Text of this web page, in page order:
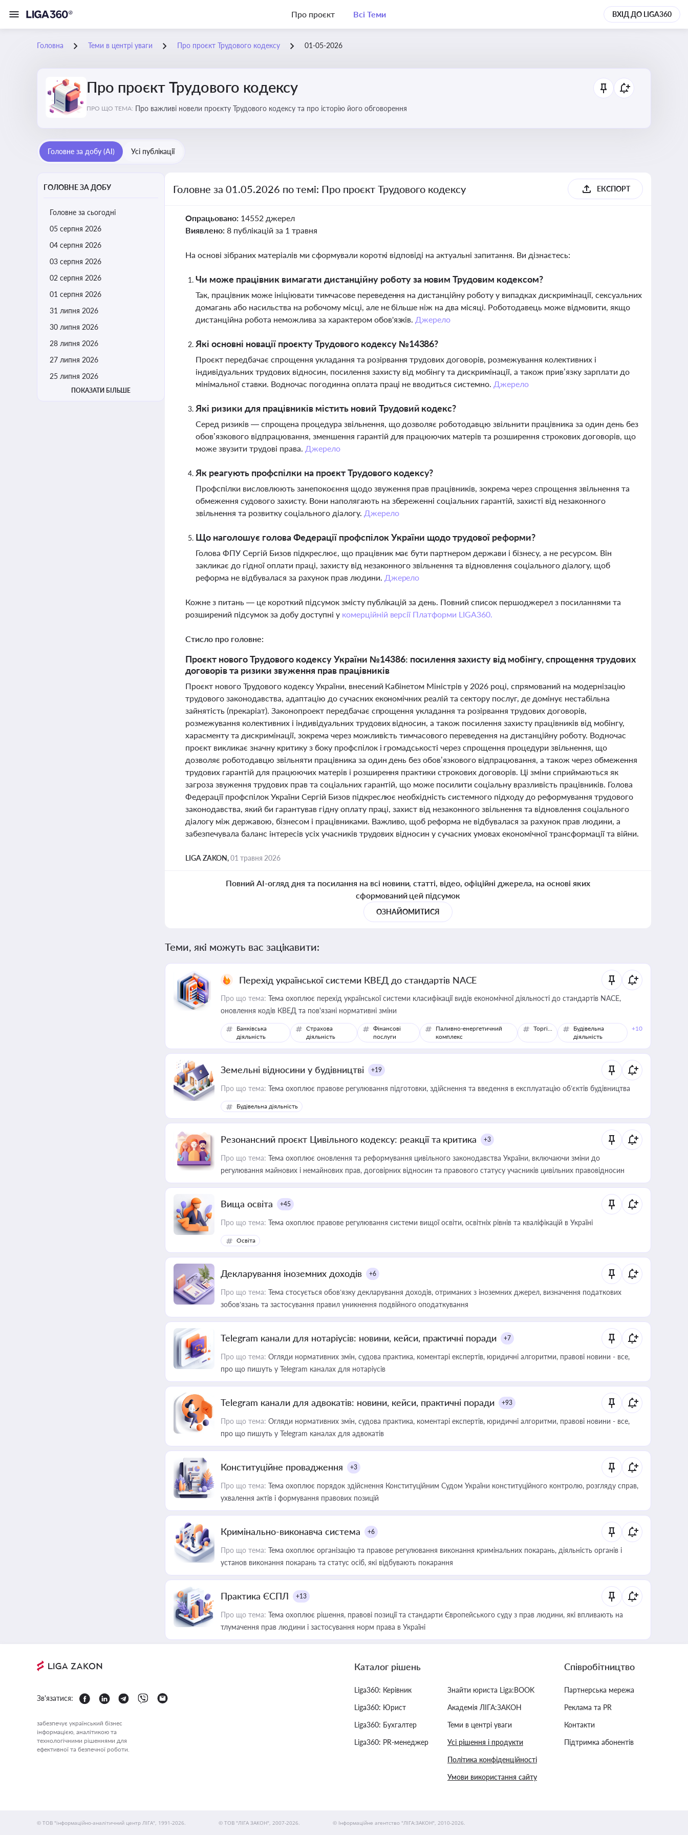
Про проєкт Всі Теми ВХІД ДО LIGA360
Головна Теми в центрі уваги Про проєкт Трудового кодексу 01-05-2026
Про проєкт Трудового кодексу
ПРО ЩО ТЕМА: Про важливі новели проєкту Трудового кодексу та про історію його обговорення
Головне за добу (AI) Усі публікації
ГОЛОВНЕ ЗА ДОБУ
Головне за сьогодні
05 серпня 2026
04 серпня 2026
03 серпня 2026
02 серпня 2026
01 серпня 2026
31 липня 2026
30 липня 2026
28 липня 2026
27 липня 2026
25 липня 2026
ПОКАЗАТИ БІЛЬШЕ
Головне за 01.05.2026 по темі: Про проєкт Трудового кодексу ЕКСПОРТ
Опрацьовано: 14552 джерел
Виявлено: 8 публікацій за 1 травня
На основі зібраних матеріалів ми сформували короткі відповіді на актуальні запитання. Ви дізнаєтесь:
Чи може працівник вимагати дистанційну роботу за новим Трудовим кодексом?
Так, працівник може ініціювати тимчасове переведення на дистанційну роботу у випадках дискримінації, сексуальних
домагань або насильства на робочому місці, але не більше ніж на два місяці. Роботодавець може відмовити, якщо
дистанційна робота неможлива за характером обов'язків. Джерело
Які основні новації проєкту Трудового кодексу №14386?
Проєкт передбачає спрощення укладання та розірвання трудових договорів, розмежування колективних і
індивідуальних трудових відносин, посилення захисту від мобінгу та дискримінації, а також прив’язку зарплати до
мінімальної ставки. Водночас погодинна оплата праці не вводиться системно. Джерело
Які ризики для працівників містить новий Трудовий кодекс?
Серед ризиків — спрощена процедура звільнення, що дозволяє роботодавцю звільнити працівника за один день без
обов’язкового відпрацювання, зменшення гарантій для працюючих матерів та розширення строкових договорів, що
може звузити трудові права. Джерело
Як реагують профспілки на проєкт Трудового кодексу?
Профспілки висловлюють занепокоєння щодо звуження прав працівників, зокрема через спрощення звільнення та
обмеження судового захисту. Вони наполягають на збереженні соціальних гарантій, захисті від незаконного
звільнення та розвитку соціального діалогу. Джерело
Що наголошує голова Федерації профспілок України щодо трудової реформи?
Голова ФПУ Сергій Бизов підкреслює, що працівник має бути партнером держави і бізнесу, а не ресурсом. Він
закликає до гідної оплати праці, захисту від незаконного звільнення та відновлення соціального діалогу, щоб
реформа не відбувалася за рахунок прав людини. Джерело
Кожне з питань — це короткий підсумок змісту публікацій за день. Повний список першоджерел з посиланнями та
розширений підсумок за добу доступні у комерційній версії Платформи LIGA360.
Стисло про головне:
Проєкт нового Трудового кодексу України №14386: посилення захисту від мобінгу, спрощення трудових
договорів та ризики звуження прав працівників
Проєкт нового Трудового кодексу України, внесений Кабінетом Міністрів у 2026 році, спрямований на модернізацію
трудового законодавства, адаптацію до сучасних економічних реалій та сектору послуг, де домінує нестабільна
зайнятість (прекаріат). Законопроект передбачає спрощення укладання та розірвання трудових договорів,
розмежування колективних і індивідуальних трудових відносин, а також посилення захисту працівників від мобінгу,
харасменту та дискримінації, зокрема через можливість тимчасового переведення на дистанційну роботу. Водночас
проєкт викликає значну критику з боку профспілок і громадськості через спрощення процедури звільнення, що
дозволяє роботодавцю звільняти працівника за один день без обов’язкового відпрацювання, а також через обмеження
трудових гарантій для працюючих матерів і розширення практики строкових договорів. Ці зміни сприймаються як
загроза звуження трудових прав та соціальних гарантій, що може посилити соціальну вразливість працівників. Голова
Федерації профспілок України Сергій Бизов підкреслює необхідність системного підходу до реформування трудового
законодавства, який би гарантував гідну оплату праці, захист від незаконного звільнення та відновлення соціального
діалогу між державою, бізнесом і працівниками. Важливо, щоб реформа не відбувалася за рахунок прав людини, а
забезпечувала баланс інтересів усіх учасників трудових відносин у сучасних умовах економічної трансформації та війни.
LIGA ZAKON,01 травня 2026
Повний AI-огляд дня та посилання на всі новини, статті, відео, офіційні джерела, на основі яких
сформований цей підсумок
ОЗНАЙОМИТИСЯ
Теми, які можуть вас зацікавити:
Перехід української системи КВЕД до стандартів NACE
Про що тема: Тема охоплює перехід української системи класифікації видів економічної діяльності до стандартів NACE,
оновлення кодів КВЕД та пов'язані нормативні зміни
Банківська
діяльність
Страхова
діяльність
Фінансові
послуги
Паливно-енергетичний
комплекс
Торгівля
Будівельна
діяльність
+10
Земельні відносини у будівництві +19
Про що тема: Тема охоплює правове регулювання підготовки, здійснення та введення в експлуатацію об’єктів будівництва
Будівельна діяльність
Резонансний проєкт Цивільного кодексу: реакції та критика +3
Про що тема: Тема охоплює оновлення та реформування цивільного законодавства України, включаючи зміни до
регулювання майнових і немайнових прав, договірних відносин та правового статусу учасників цивільних правовідносин
Вища освіта +45
Про що тема: Тема охоплює правове регулювання системи вищої освіти, освітніх рівнів та кваліфікацій в Україні
Освіта
Декларування іноземних доходів +6
Про що тема: Тема стосується обов’язку декларування доходів, отриманих з іноземних джерел, визначення податкових
зобов’язань та застосування правил уникнення подвійного оподаткування
Telegram канали для нотаріусів: новини, кейси, практичні поради +7
Про що тема: Огляди нормативних змін, судова практика, коментарі експертів, юридичні алгоритми, правові новини - все,
про що пишуть у Telegram каналах для нотаріусів
Telegram канали для адвокатів: новини, кейси, практичні поради +93
Про що тема: Огляди нормативних змін, судова практика, коментарі експертів, юридичні алгоритми, правові новини - все,
про що пишуть у Telegram каналах для адвокатів
Конституційне провадження +3
Про що тема: Тема охоплює порядок здійснення Конституційним Судом України конституційного контролю, розгляду справ,
ухвалення актів і формування правових позицій
Кримінально-виконавча система +6
Про що тема: Тема охоплює організацію та правове регулювання виконання кримінальних покарань, діяльність органів і
установ виконання покарань та статус осіб, які відбувають покарання
Практика ЄСПЛ +13
Про що тема: Тема охоплює рішення, правові позиції та стандарти Європейського суду з прав людини, які впливають на
тлумачення прав людини і застосування норм права в Україні
Зв'язатися:
забезпечує український бізнес
інформацією, аналітикою та
технологічними рішеннями для
ефективної та безпечної роботи.
Каталог рішень
Liga360: Керівник
Liga360: Юрист
Liga360: Бухгалтер
Liga360: PR-менеджер
Знайти юриста Liga:BOOK
Академія ЛІГА:ЗАКОН
Теми в центрі уваги
Усі рішення і продукти
Політика конфіденційності
Умови використання сайту
Співробітництво
Партнерська мережа
Реклама та PR
Контакти
Підтримка абонентів
© ТОВ "інформаційно-аналітичний центр ЛІГА", 1991-2026. © ТОВ "ЛІГА ЗАКОН", 2007-2026. © Інформаційне агентство "ЛІГА:ЗАКОН", 2010-2026.